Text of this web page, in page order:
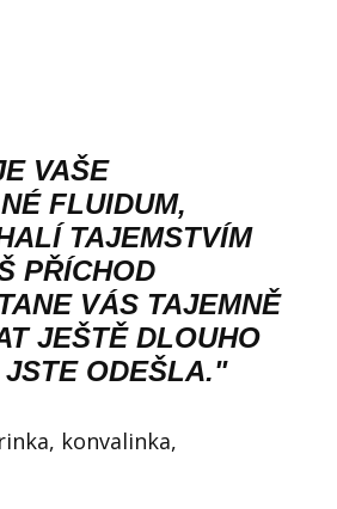
VAŠE
FLUIDUM,
TAJEMSTVÍM
PŘÍCHOD
VÁS TAJEMNĚ
JEŠTĚ DLOUHO
ODEŠLA."
konvalinka,